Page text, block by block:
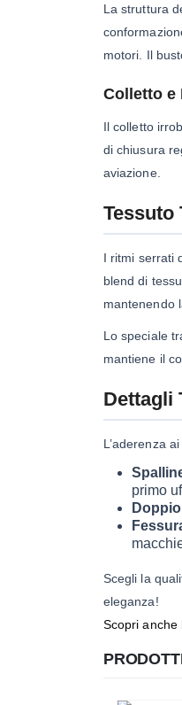
La struttura
motori. Il
Colletto e
Il colletto
di chiusura
aviazione.
Tessuto
I ritmi serrati
blend di
mantenendo
Lo speciale
mantiene il
Dettagli
L’aderenza
primo
Scegli la
eleganza!
Scopri anche